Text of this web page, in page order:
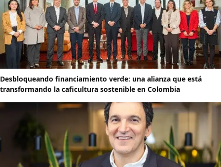
Desbloqueando financiamiento verde: una alianza que está
transformando la caficultura sostenible en Colombia